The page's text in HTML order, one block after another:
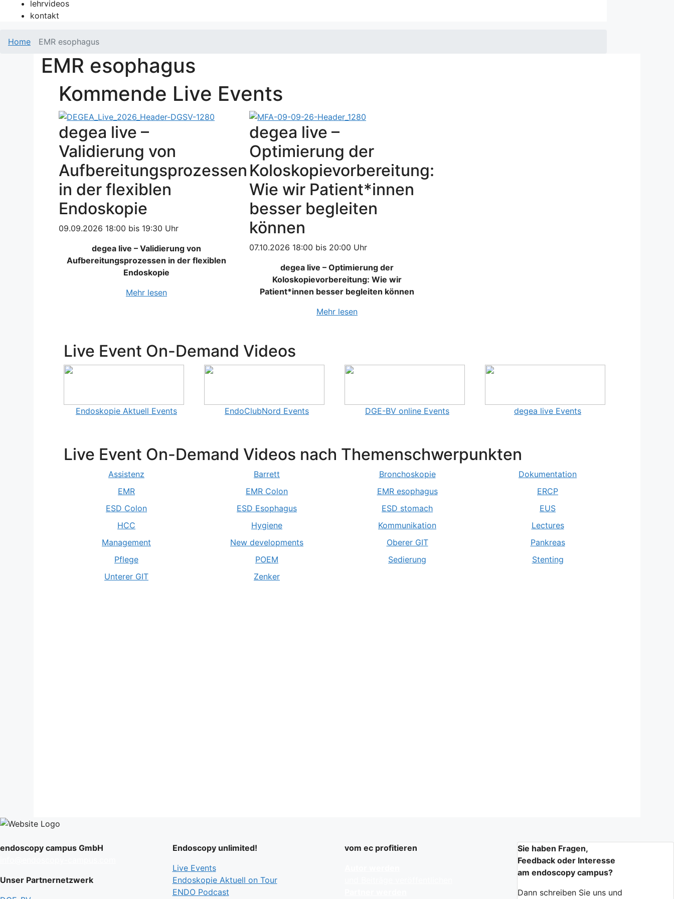
lehrvideos
kontakt
Home EMR esophagus
EMR esophagus
Kommende Live Events
degea live –
Validierung von
Aufbereitungsprozessen
in der flexiblen
Endoskopie
09.09.2026 18:00 bis 19:30 Uhr
degea live – Validierung von
Aufbereitungsprozessen in der flexiblen
Endoskopie
Mehr lesen
degea live –
Optimierung der
Koloskopievorbereitung:
Wie wir Patient*innen
besser begleiten
können
07.10.2026 18:00 bis 20:00 Uhr
degea live – Optimierung der
Koloskopievorbereitung: Wie wir
Patient*innen besser begleiten können
Mehr lesen
Live Event On-Demand Videos
Endoskopie Aktuell Events EndoClubNord Events DGE-BV online Events degea live Events
Live Event On-Demand Videos nach Themenschwerpunkten
Assistenz Barrett Bronchoskopie
Dokumentation
EMR
EMR Colon EMR esophagus
ERCP
ESD Colon
ESD Esophagus ESD stomach
EUS
HCC
Hygiene Kommunikation
Lectures
Management
New developments Oberer GIT
Pankreas
Pflege
POEM Sedierung
Stenting
Unterer GIT
Zenker
endoscopy campus GmbH
Unser Partnernetzwerk
Endoscopy unlimited!
Live Events
Endoskopie Aktuell on Tour
ENDO Podcast
vom ec profitieren
Sie haben Fragen,
Feedback oder Interesse
am endoscopy campus?
Dann schreiben Sie uns und